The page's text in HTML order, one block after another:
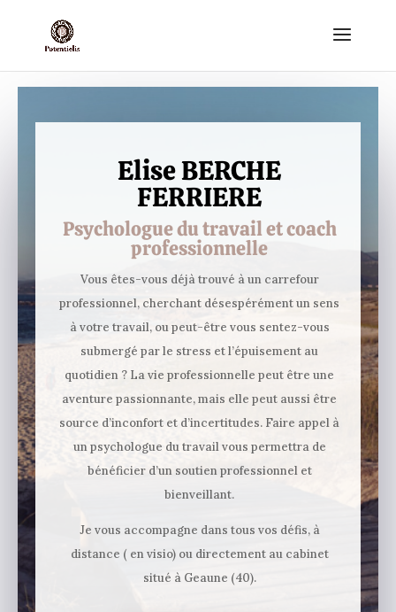
Elise BERCHE
FERRIERE
Psychologue du travail et coach
professionnelle
Vous êtes-vous déjà trouvé à un carrefour
professionnel, cherchant désespérément un sens
à votre travail, ou peut-être vous sentez-vous
submergé par le stress et l’épuisement au
quotidien ? La vie professionnelle peut être une
aventure passionnante, mais elle peut aussi être
source d’inconfort et d’incertitudes. Faire appel à
un psychologue du travail vous permettra de
bénéficier d’un soutien professionnel et
bienveillant.
Je vous accompagne dans tous vos défis, à
distance ( en visio) ou directement au cabinet
situé à Geaune (40).